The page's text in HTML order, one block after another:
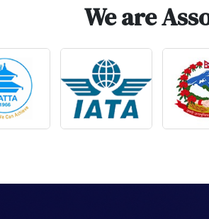
We are